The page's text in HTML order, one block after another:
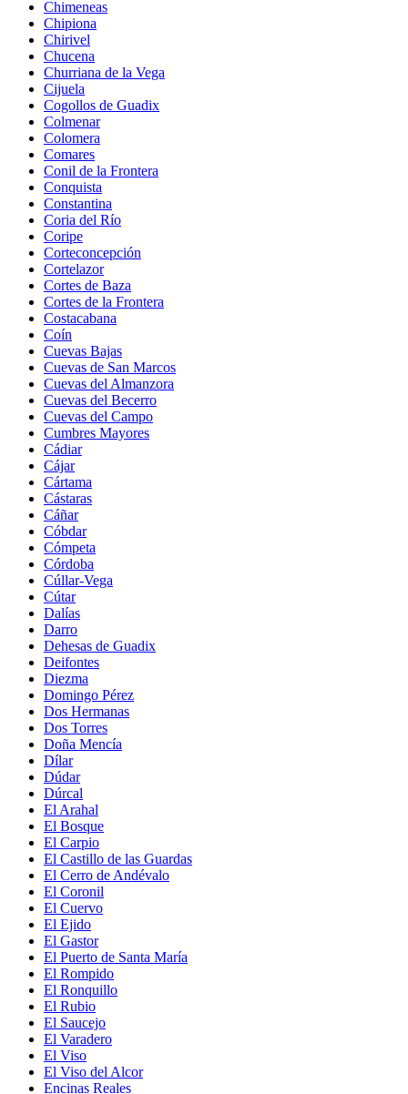
Chimeneas
Chipiona
Chirivel
Chucena
Churriana de la Vega
Cijuela
Cogollos de Guadix
Colmenar
Colomera
Comares
Conil de la Frontera
Conquista
Constantina
Coria del Río
Coripe
Corteconcepción
Cortelazor
Cortes de Baza
Cortes de la Frontera
Costacabana
Coín
Cuevas Bajas
Cuevas de San Marcos
Cuevas del Almanzora
Cuevas del Becerro
Cuevas del Campo
Cumbres Mayores
Cádiar
Cájar
Cártama
Cástaras
Cáñar
Cóbdar
Cómpeta
Córdoba
Cúllar-Vega
Cútar
Dalías
Darro
Dehesas de Guadix
Deifontes
Diezma
Domingo Pérez
Dos Hermanas
Dos Torres
Doña Mencía
Dílar
Dúdar
Dúrcal
El Arahal
El Bosque
El Carpio
El Castillo de las Guardas
El Cerro de Andévalo
El Coronil
El Cuervo
El Ejido
El Gastor
El Puerto de Santa María
El Rompido
El Ronquillo
El Rubio
El Saucejo
El Varadero
El Viso
El Viso del Alcor
Encinas Reales